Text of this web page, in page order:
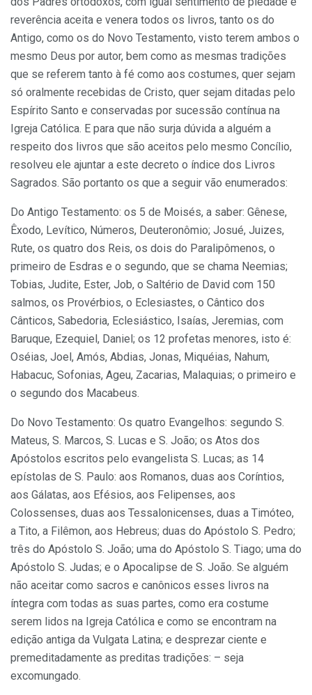
reverência aceita e venera todos os livros, tanto os do
Antigo, como os do Novo Testamento, visto terem ambos o
mesmo Deus por autor, bem como as mesmas tradições
que se referem tanto à fé como aos costumes, quer sejam
só oralmente recebidas de Cristo, quer sejam ditadas pelo
Espírito Santo e conservadas por sucessão contínua na
Igreja Católica. E para que não surja dúvida a alguém a
respeito dos livros que são aceitos pelo mesmo Concílio,
resolveu ele ajuntar a este decreto o índice dos Livros
Sagrados. São portanto os que a seguir vão enumerados:
Do Antigo Testamento: os 5 de Moisés, a saber: Gênese,
Êxodo, Levítico, Números, Deuteronômio; Josué, Juizes,
Rute, os quatro dos Reis, os dois do Paralipômenos, o
primeiro de Esdras e o segundo, que se chama Neemias;
Tobias, Judite, Ester, Job, o Saltério de David com 150
salmos, os Provérbios, o Eclesiastes, o Cântico dos
Cânticos, Sabedoria, Eclesiástico, Isaías, Jeremias, com
Baruque, Ezequiel, Daniel; os 12 profetas menores, isto é:
Oséias, Joel, Amós, Abdias, Jonas, Miquéias, Nahum,
Habacuc, Sofonias, Ageu, Zacarias, Malaquias; o primeiro e
o segundo dos Macabeus.
Do Novo Testamento: Os quatro Evangelhos: segundo S.
Mateus, S. Marcos, S. Lucas e S. João; os Atos dos
Apóstolos escritos pelo evangelista S. Lucas; as 14
epístolas de S. Paulo: aos Romanos, duas aos Coríntios,
aos Gálatas, aos Efésios, aos Felipenses, aos
Colossenses, duas aos Tessalonicenses, duas a Timóteo,
a Tito, a Filêmon, aos Hebreus; duas do Apóstolo S. Pedro;
três do Apóstolo S. João; uma do Apóstolo S. Tiago; uma do
Apóstolo S. Judas; e o Apocalipse de S. João. Se alguém
não aceitar como sacros e canônicos esses livros na
íntegra com todas as suas partes, como era costume
serem lidos na Igreja Católica e como se encontram na
edição antiga da Vulgata Latina; e desprezar ciente e
premeditadamente as preditas tradições: – seja
excomungado.